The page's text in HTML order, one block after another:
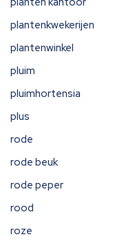
plantenkwekerijen
plantenwinkel
pluim
pluimhortensia
plus
rode
rode beuk
rode peper
rood
roze